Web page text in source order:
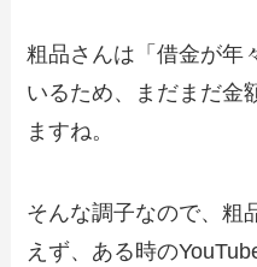
粗品さんは「借金が年
いるため、まだまだ金
ますね。
そんな調子なので、粗
えず、ある時の